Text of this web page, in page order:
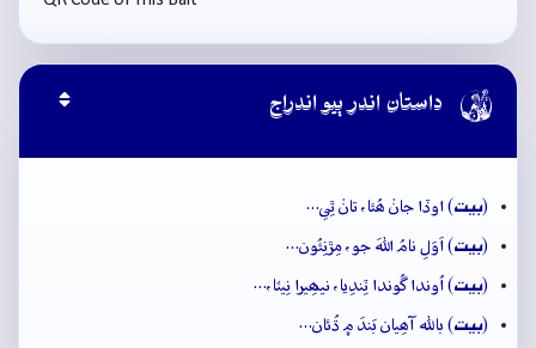
 داستان اندر ٻيو اندراج
(بيت) اوڏا جانۡ ھُئا، تانۡ ٿِي…
(بيت) اَوَلِ نامُ اللهَ جو، مِڙنِئُون…
(بيت) اُوندا گُوندا ٽِندِيا، نيھِيرا نِيٽا،…
(بيت) باللہ آھِيان بَندَ ۾ ڌُئان…